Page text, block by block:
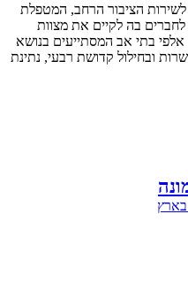
לשירות הציבור הרחב, המטפלת
בה לקיים את מצוות
בתי אב המסתייעים בנושא
ובחילול קדושת רבעי, נתינת